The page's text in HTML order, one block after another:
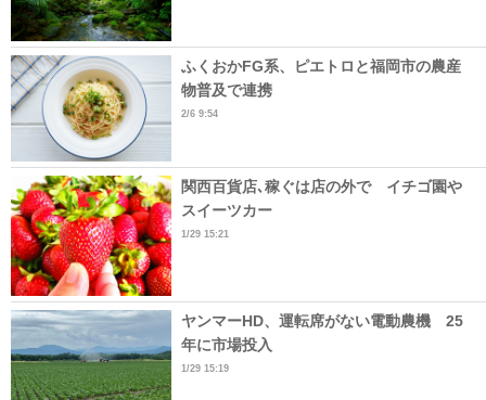
ふくおかFG系、ピエトロと福岡市の農産
物普及で連携
2/6 9:54
関西百貨店､稼ぐは店の外で イチゴ園や
スイーツカー
1/29 15:21
ヤンマーHD、運転席がない電動農機 25
年に市場投入
1/29 15:19